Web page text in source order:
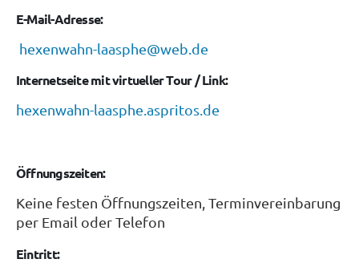
E-Mail-Adresse:
hexenwahn-laasphe@web.de
Internetseite mit virtueller Tour / Link:
hexenwahn-laasphe.aspritos.de
Öffnungszeiten:
Keine festen Öffnungszeiten, Terminvereinbarung
per Email oder Telefon
Eintritt: